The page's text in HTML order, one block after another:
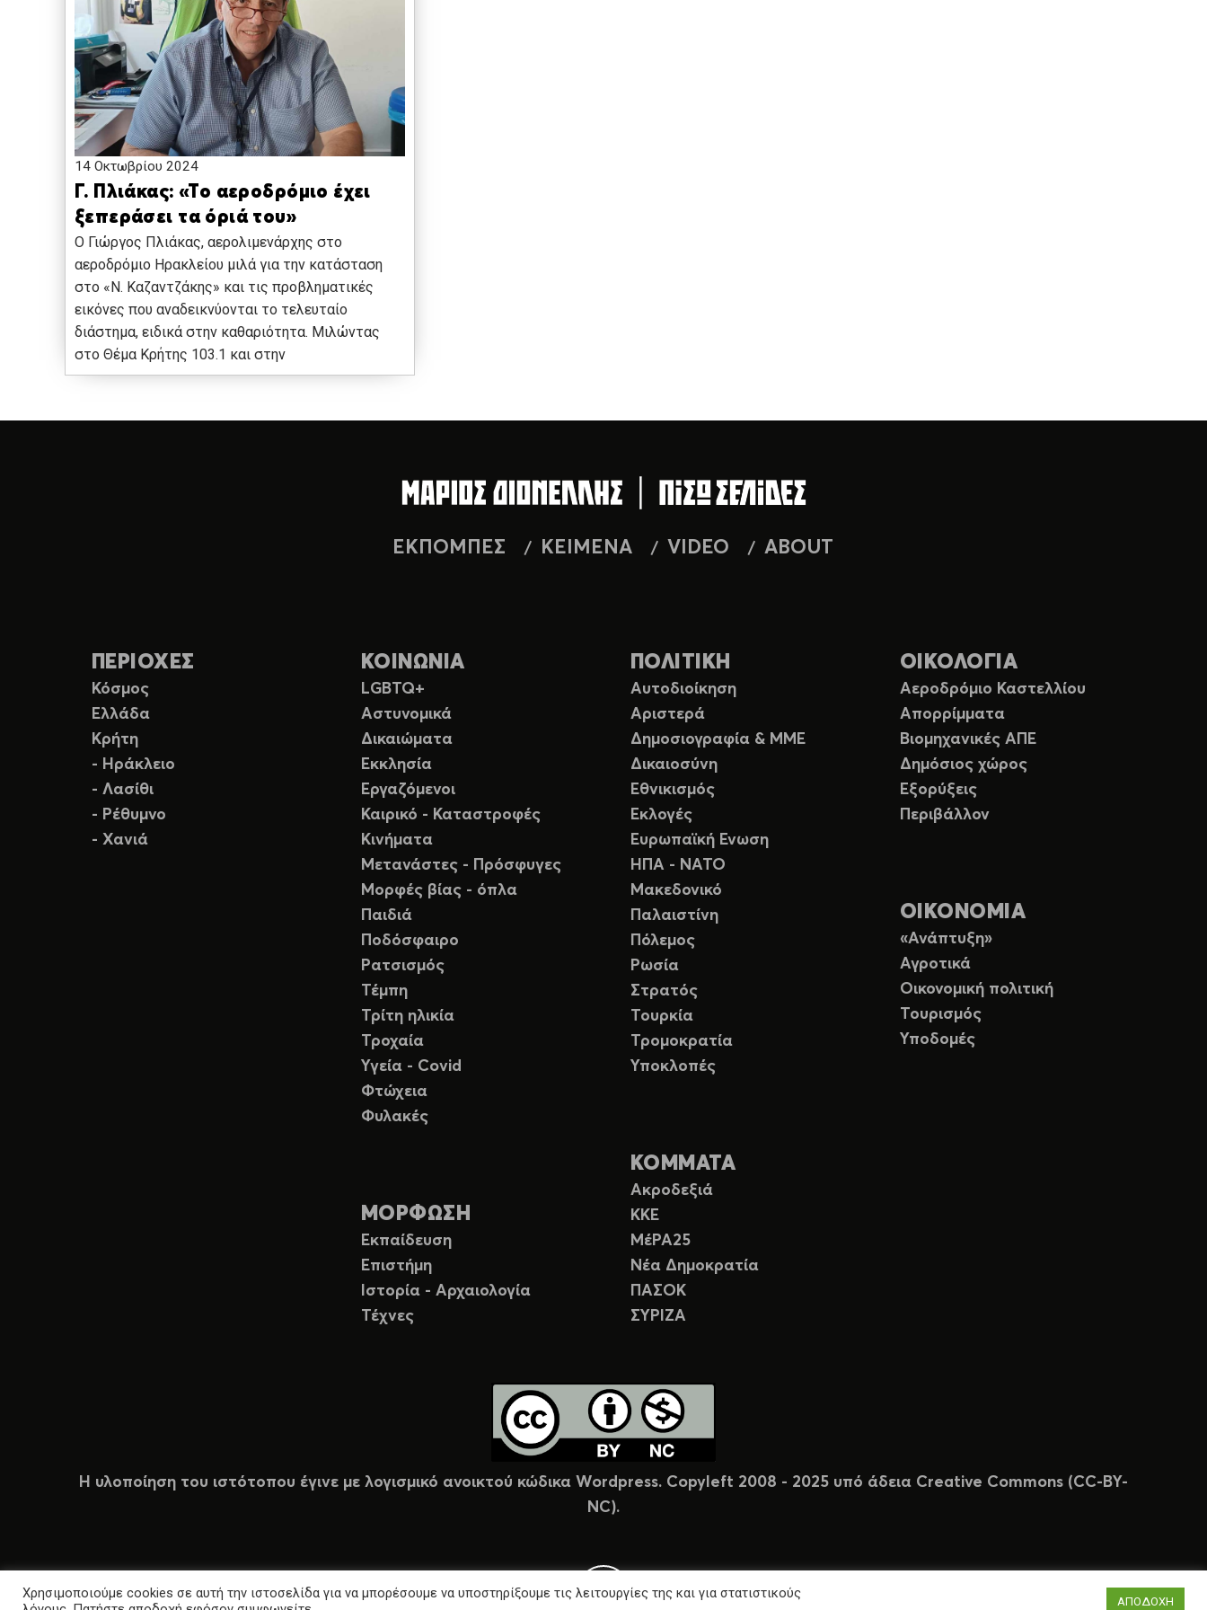
14 Οκτωβρίου 2024
Γ. Πλιάκας: «Το αεροδρόμιο έχει
ξεπεράσει τα όριά του»
Ο Γιώργος Πλιάκας, αερολιμενάρχης στο
αεροδρόμιο Ηρακλείου μιλά για την κατάσταση
στο «Ν. Καζαντζάκης» και τις προβληματικές
εικόνες που αναδεικνύονται το τελευταίο
διάστημα, ειδικά στην καθαριότητα. Μιλώντας
στο Θέμα Κρήτης 103.1 και στην
ΕΚΠΟΜΠΕΣ ΚΕΙΜΕΝΑ VIDEO ABOUT
ΠΕΡΙΟΧΕΣ
Κόσμος
Ελλάδα
Κρήτη
- Ηράκλειο
- Λασίθι
- Ρέθυμνο
- Χανιά
ΚΟΙΝΩΝΙΑ
LGBTQ+
Αστυνομικά
Δικαιώματα
Εκκλησία
Εργαζόμενοι
Καιρικό - Καταστροφές
Κινήματα
Μετανάστες - Πρόσφυγες
Μορφές βίας - όπλα
Παιδιά
Ποδόσφαιρο
Ρατσισμός
Τέμπη
Τρίτη ηλικία
Τροχαία
Υγεία - Covid
Φτώχεια
Φυλακές
ΜΟΡΦΩΣΗ
Εκπαίδευση
Επιστήμη
Ιστορία - Αρχαιολογία
Τέχνες
ΠΟΛΙΤΙΚΗ
Αυτοδιοίκηση
Αριστερά
Δημοσιογραφία & ΜΜΕ
Δικαιοσύνη
Εθνικισμός
Εκλογές
Ευρωπαϊκή Ενωση
ΗΠΑ - ΝΑΤΟ
Μακεδονικό
Παλαιστίνη
Πόλεμος
Ρωσία
Στρατός
Τουρκία
Τρομοκρατία
Υποκλοπές
ΚΟΜΜΑΤΑ
Ακροδεξιά
ΚΚΕ
ΜέΡΑ25
Νέα Δημοκρατία
ΠΑΣΟΚ
ΣΥΡΙΖΑ
ΟΙΚΟΛΟΓΙΑ
Αεροδρόμιο Καστελλίου
Απορρίμματα
Βιομηχανικές ΑΠΕ
Δημόσιος χώρος
Εξορύξεις
Περιβάλλον
ΟΙΚΟΝΟΜΙΑ
«Ανάπτυξη»
Αγροτικά
Οικονομική πολιτική
Τουρισμός
Υποδομές
Η υλοποίηση του ιστότοπου έγινε με λογισμικό ανοικτού κώδικα Wordpress. Copyleft 2008 - 2025 υπό άδεια Creative Commons (CC-BY-
NC).
Χρησιμοποιούμε cookies σε αυτή την ιστοσελίδα για να μπορέσουμε να υποστηρίξουμε τις λειτουργίες της και για στατιστικούς
ΑΠΟΔΟΧΗ